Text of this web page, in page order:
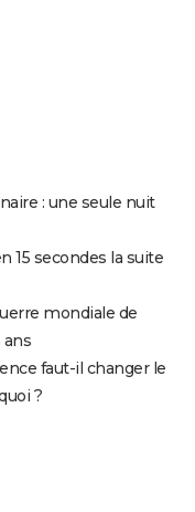
: une seule nuit
15 secondes la suite
mondiale de
ans
faut-il changer le
?